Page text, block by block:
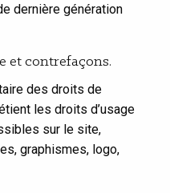
dernière génération
et contrefaçons.
des droits de
les droits d’usage
sur le site,
graphismes, logo,